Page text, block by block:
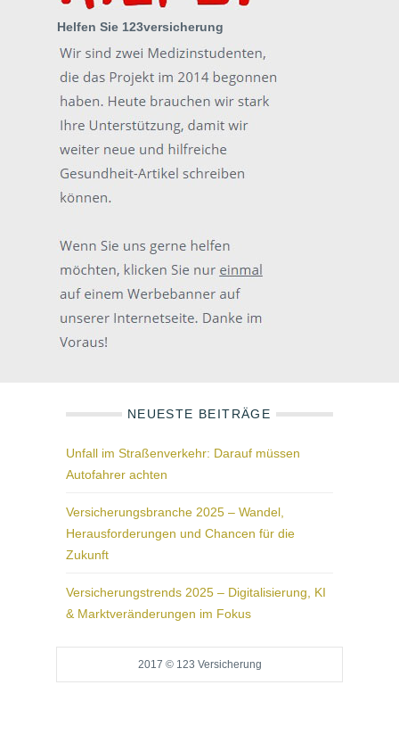
Helfen Sie 123versicherung
NEUESTE BEITRÄGE
Unfall im Straßenverkehr: Darauf müssen
Autofahrer achten
Versicherungsbranche 2025 – Wandel,
Herausforderungen und Chancen für die
Zukunft
Versicherungstrends 2025 – Digitalisierung, KI
& Marktveränderungen im Fokus
2017 © 123 Versicherung